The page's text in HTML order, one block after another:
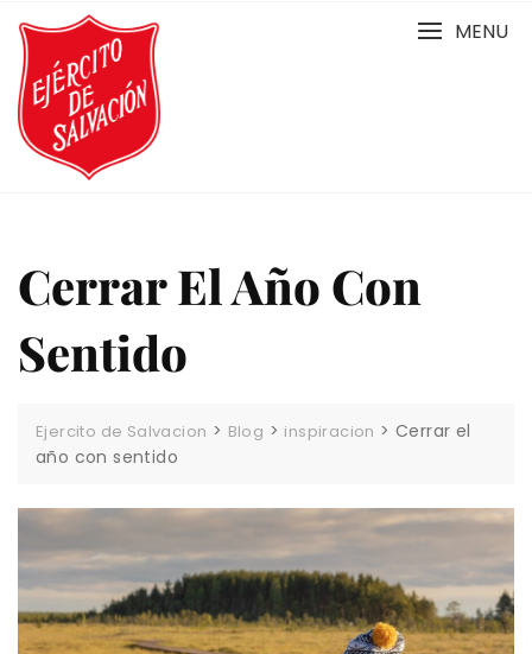
content
MENU
Cerrar El Año Con
Sentido
Ejercito de Salvacion > Blog > inspiracion >Cerrar el
año con sentido